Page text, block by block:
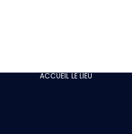
ACCUEIL LE LIEU